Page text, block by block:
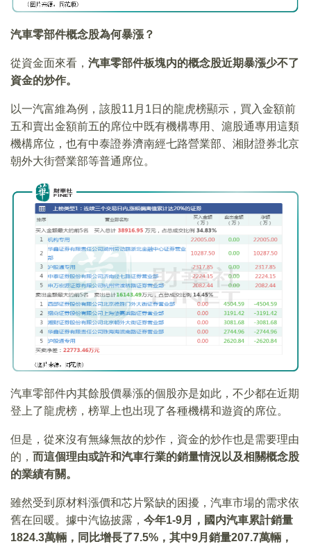
汽車零部件概念股為何暴漲？
從資金面來看， 汽車零部件板塊内的概念股近期暴漲少不了
資金的炒作。
以一汽富維為例，該股11月1日的龍虎榜顯示，買入金額前
五和賣出金額前五的席位中既有機構專用、滬股通專用這類
機構席位，也有中泰證券濟南經七路營業部、湘財證券北京
朝外大街營業部等普通席位。
汽車零部件内其餘股價暴漲的個股亦是如此，不少都在近期
登上了龍虎榜，榜單上也出現了各種機構和遊資的席位。
但是，從來沒有無緣無故的炒作，資金的炒作也是需要理由
的， 而這個理由或許和汽車行業的銷量情況以及相關概念股
的業績有關。
雖然受到原材料漲價和芯片緊缺的困擾，汽車市場的需求依
舊在回暖。據中汽協披露， 今年1-9月，國内汽車累計銷量
1824.3萬輛，同比增長了7.5% ，其中9月銷量207.7萬輛，